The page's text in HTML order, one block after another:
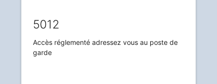
5012
Accès réglementé adressez vous au poste de
garde